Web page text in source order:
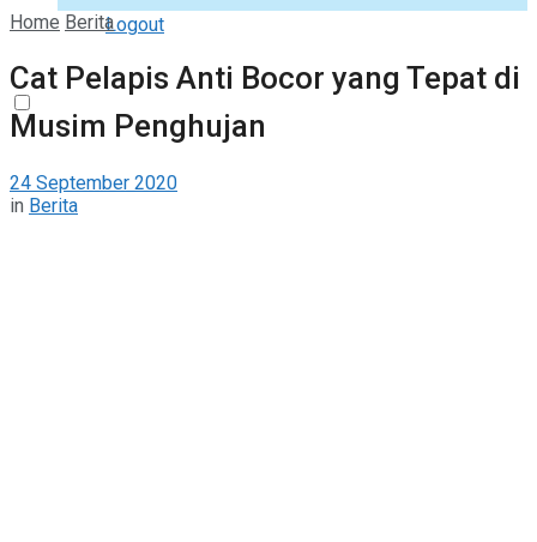
Logout
Home Berita
Cat Pelapis Anti Bocor yang Tepat di
Musim Penghujan
24 September 2020
in Berita